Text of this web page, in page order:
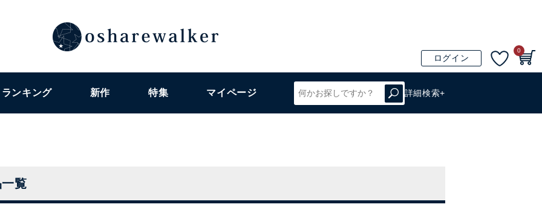
ログイン
0
ランキング 新作 特集 マイページ 詳細検索+
覧